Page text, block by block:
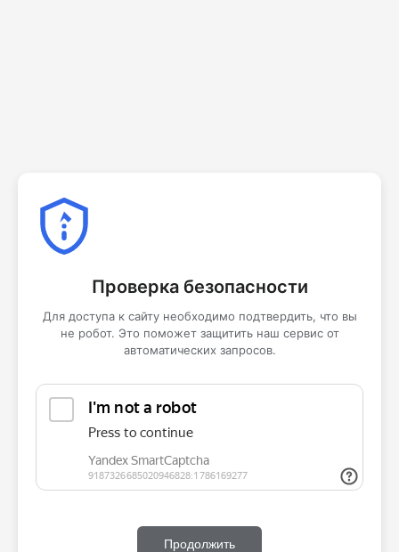
Проверка безопасности
Для доступа к сайту необходимо подтвердить, что вы
не робот. Это поможет защитить наш сервис от
автоматических запросов.
Продолжить